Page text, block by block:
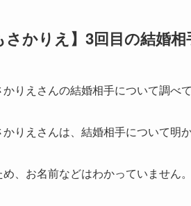
さかりえ】3回目の結婚相
かりえさんの結婚相手について調べて
かりえさんは、結婚相手について明
、お名前などはわかっていません。